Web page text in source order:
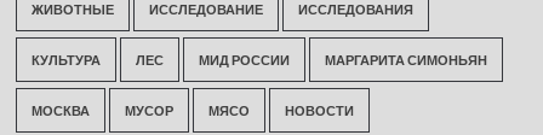
ЖИВОТНЫЕ ИССЛЕДОВАНИЕ ИССЛЕДОВАНИЯ
КУЛЬТУРА ЛЕС МИД РОССИИ МАРГАРИТА СИМОНЬЯН
МОСКВА МУСОР МЯСО НОВОСТИ